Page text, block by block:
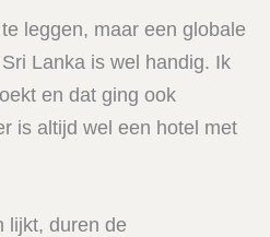
leggen, maar een globale
Lanka is wel handig. Ik
en dat ging ook
is altijd wel een hotel met
lijkt, duren de